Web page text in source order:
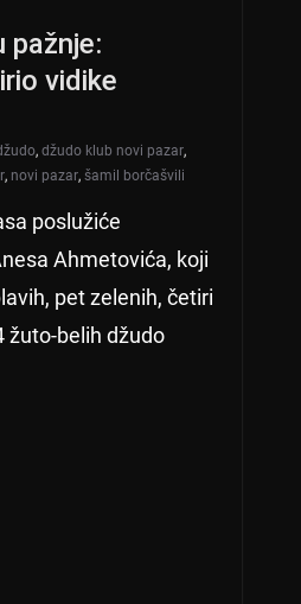
pažnje:
vidike
, džudo klub novi pazar,
, novi pazar, šamil borčašvili
poslužiće
Ahmetovića, koji
pet zelenih, četiri
žuto-belih džudo